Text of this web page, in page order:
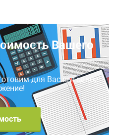
Вашего
для Вас выгодное